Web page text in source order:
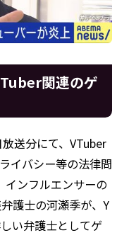
関連のゲ
送分にて、VTuber
イバシー等の法律問
インフルエンサーの
護士の河瀬季が、Y
い弁護士としてゲ